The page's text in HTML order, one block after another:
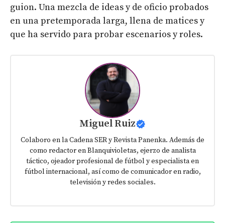
guion. Una mezcla de ideas y de oficio probados
en una pretemporada larga, llena de matices y
que ha servido para probar escenarios y roles.
Miguel Ruiz
Colaboro en la Cadena SER y Revista Panenka. Además de
como redactor en Blanquivioletas, ejerzo de analista
táctico, ojeador profesional de fútbol y especialista en
fútbol internacional, así como de comunicador en radio,
televisión y redes sociales.